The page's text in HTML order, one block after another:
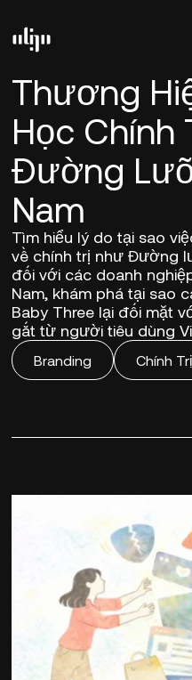
Thương
Học Chính
Đường
Nam
Tìm hiểu lý do tại sao
về chính trị như Đường
đối với các doanh
Nam, khám phá tại sao
Baby Three lại đối mặt
gắt từ người tiêu dùng
Branding Chính Trị